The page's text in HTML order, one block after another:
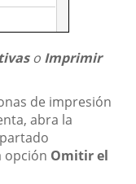
o Imprimir
de impresión
abra la
opción Omitir el